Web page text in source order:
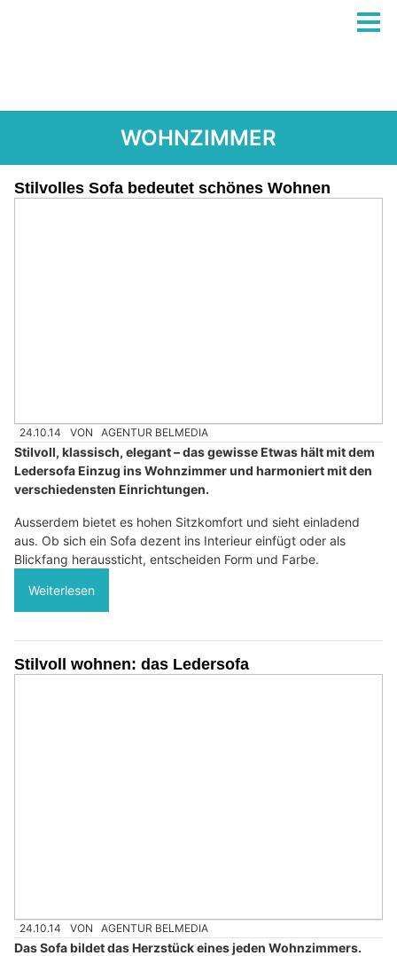
WOHNZIMMER
Stilvolles Sofa bedeutet schönes Wohnen
24.10.14 VON AGENTUR BELMEDIA
Stilvoll, klassisch, elegant – das gewisse Etwas hält mit dem
Ledersofa Einzug ins Wohnzimmer und harmoniert mit den
verschiedensten Einrichtungen.
Ausserdem bietet es hohen Sitzkomfort und sieht einladend
aus. Ob sich ein Sofa dezent ins Interieur einfügt oder als
Blickfang heraussticht, entscheiden Form und Farbe.
Weiterlesen
Stilvoll wohnen: das Ledersofa
24.10.14 VON AGENTUR BELMEDIA
Das Sofa bildet das Herzstück eines jeden Wohnzimmers.